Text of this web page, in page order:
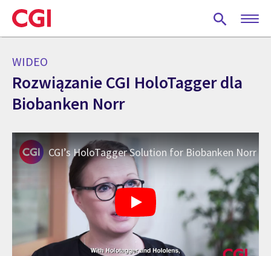
Skip
to
main
WIDEO
Rozwiązanie CGI HoloTagger dla
Biobanken Norr
CGI’s HoloTagger Solution for Biobanken Norr